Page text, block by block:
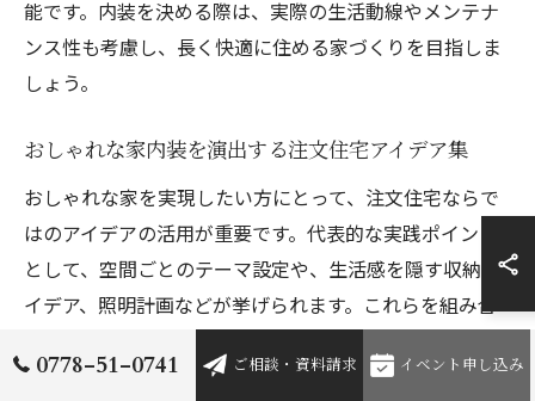
能です。内装を決める際は、実際の生活動線やメンテナ
ンス性も考慮し、長く快適に住める家づくりを目指しま
しょう。
おしゃれな家内装を演出する注文住宅アイデア集
おしゃれな家を実現したい方にとって、注文住宅ならで
はのアイデアの活用が重要です。代表的な実践ポイント
として、空間ごとのテーマ設定や、生活感を隠す収納ア
イデア、照明計画などが挙げられます。これらを組み合
0778-51-0741 ご相談・資料請求 イベント申し込み